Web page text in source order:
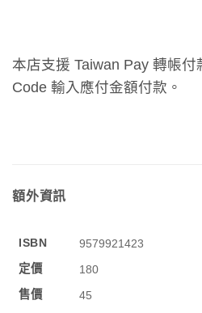
本店支援 Taiwan Pay 轉帳
Code 輸入應付金額付款。
額外資訊
ISBN
9579921423
定價
180
售價
45